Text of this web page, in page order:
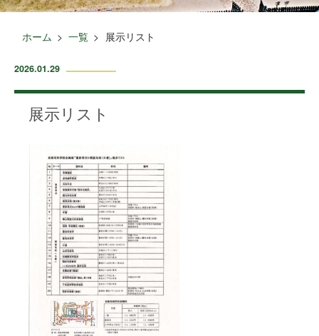
ホーム 一覧 展示リスト
2026.01.29
展示リスト